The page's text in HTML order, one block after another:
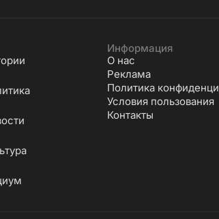
Информация
О нас
Реклама
Политика
Условия пользования
Контакты